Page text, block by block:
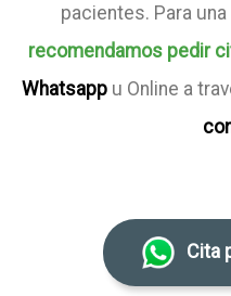
pacientes. Para
recomendamos pedir
Whatsappu Online a
Cita